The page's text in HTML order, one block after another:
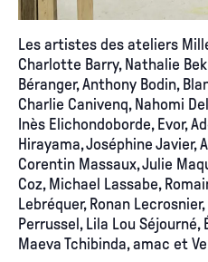
Les artistes des ateliers
Charlotte Barry, Nathalie
Béranger, Anthony Bodin,
Charlie Canivenq, Nahomi
Inès Elichondoborde, Evor,
Hirayama, Joséphine Javier,
Corentin Massaux, Julie
Coz, Michael Lassabe,
Lebréquer, Ronan
Perrussel, Lila Lou Séjourné,
Maeva Tchibinda, amac et